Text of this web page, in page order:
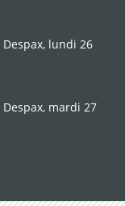
lundi 26
mardi 27